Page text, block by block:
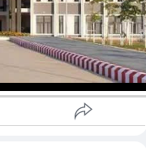
ာတက္ကသိုလ် (MTU) ကဲ့သို့
တက္ကသိုလ်ကြီးများသို့
းရှိ နည်းပညာတက္ကသိုလ်
င့် အစိုးရစက်မှုလက်မှုသိပ္ပံ